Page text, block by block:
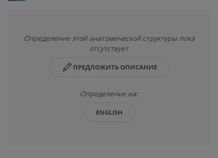
Определение этой анатомической структуры пока
отсутствует
ПРЕДЛОЖИТЬ ОПИСАНИЕ
Определение на:
ENGLISH